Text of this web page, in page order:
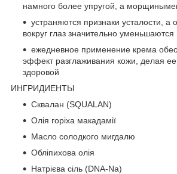
намного более упругой, а
устраняются признаки усталости, а
вокруг глаз значительно уменьшаются
ежедневное применение крема
эффект разглаживания кожи, делая
здоровой
ИНГРИДИЕНТЫ
Сквалан (SQUALAN)
Олія горіха макадамії
Масло солодкого мигдалю
Обліпихова олія
Натрієва сіль (DNA-Na)